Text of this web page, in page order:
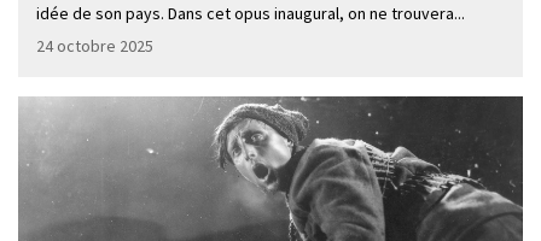
idée de son pays. Dans cet opus inaugural, on ne trouvera...
24 octobre 2025